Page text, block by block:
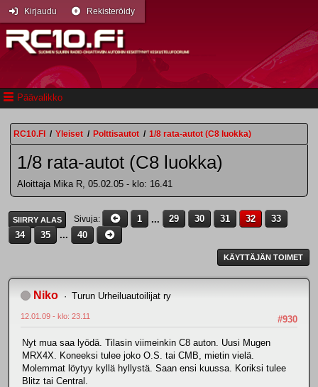
Päävalikko
Kirjaudu Rekisteröidy
RC10.FI / Yleiset / Polttisautot / 1/8 rata-autot (C8 luokka)
1/8 rata-autot (C8 luokka)
Aloittaja Mika R, 05.02.05 - klo: 16.41
SIIRRY ALAS Sivuja 1 ... 29 30 31 32
33
34
35 ... 40
KÄYTTÄJÄN TOIMET
Niko Turun Urheiluautoilijat ry
#930
12.01.09 - klo: 23.11
Nyt mua saa lyödä. Tilasin viimeinkin C8 auton. Uusi Mugen
MRX4X. Koneeksi tulee joko O.S. tai CMB, mietin vielä.
Molemmat löytyy kyllä hyllystä. Saan ensi kuussa. Koriksi tulee
Blitz tai Central.